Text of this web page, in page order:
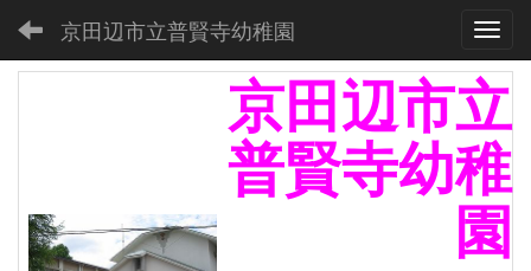
京田辺市立普賢寺幼稚園
京田辺市立
普賢寺幼稚
園